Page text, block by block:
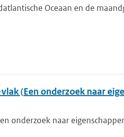
Oceaan en de
(Een onderzoek naar
onderzoek naar